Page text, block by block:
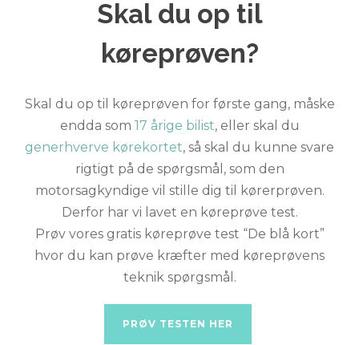
Skal du op til
køreprøven?
Skal du op til køreprøven for første gang, måske
endda som 17 årige bilist, eller skal du
generhverve kørekortet, så skal du kunne svare
rigtigt på de spørgsmål, som den
motorsagkyndige vil stille dig til kørerprøven.
Derfor har vi lavet en køreprøve test.
Prøv vores gratis køreprøve test “De blå kort”
hvor du kan prøve kræfter med køreprøvens
teknik spørgsmål.
PRØV TESTEN HER